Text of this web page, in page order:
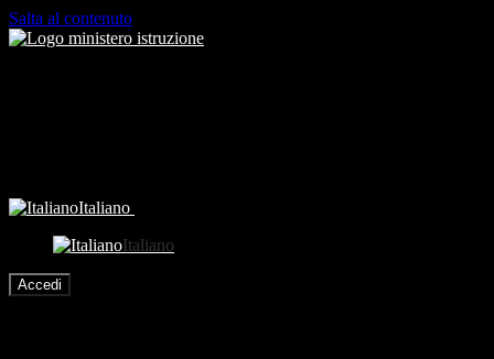
Salta al contenuto
Italiano
Italiano
Accedi